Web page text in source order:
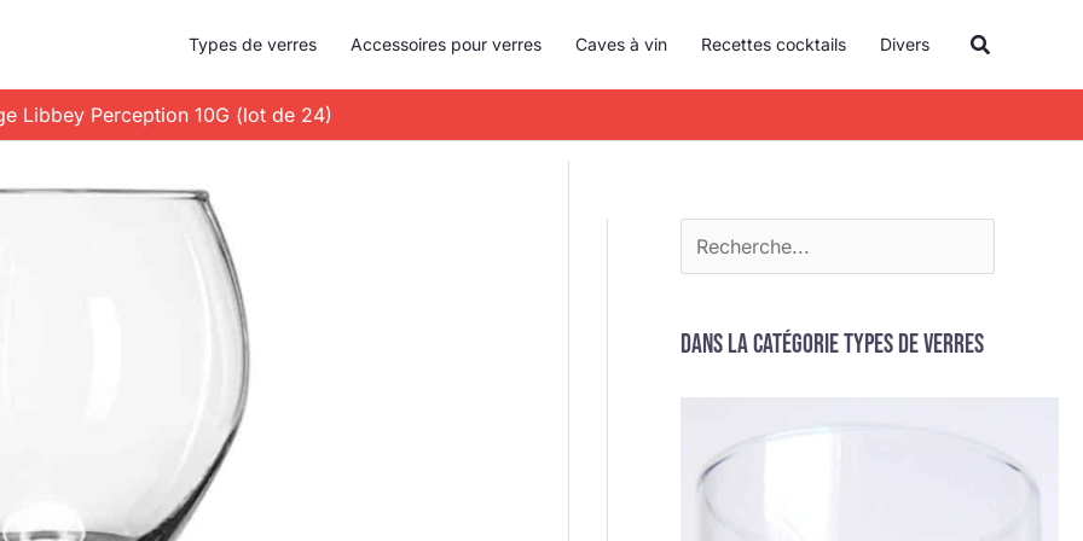
Types de verres Accessoires pour verres Caves à vin Recettes cocktails Divers
Libbey Perception 10G (lot de 24)
c
h
e
Dans la catégorie Types de verres